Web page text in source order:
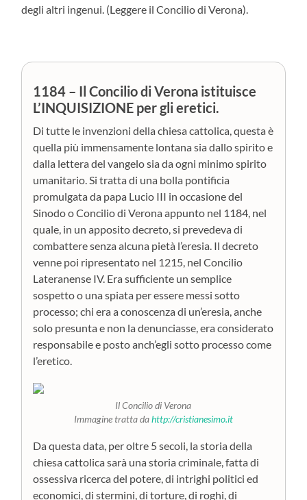
degli altri ingenui. (Leggere il Concilio di Verona).
1184 – Il Concilio di Verona istituisce
L’INQUISIZIONE per gli eretici.
Di tutte le invenzioni della chiesa cattolica, questa è
quella più immensamente lontana sia dallo spirito e
dalla lettera del vangelo sia da ogni minimo spirito
umanitario. Si tratta di una bolla pontificia
promulgata da papa Lucio III in occasione del
Sinodo o Concilio di Verona appunto nel 1184, nel
quale, in un apposito decreto, si prevedeva di
combattere senza alcuna pietà l’eresia. Il decreto
venne poi ripresentato nel 1215, nel Concilio
Lateranense IV. Era sufficiente un semplice
sospetto o una spiata per essere messi sotto
processo; chi era a conoscenza di un’eresia, anche
solo presunta e non la denunciasse, era considerato
responsabile e posto anch’egli sotto processo come
l’eretico.
Il Concilio di Verona
Immagine tratta dahttp://cristianesimo.it
Da questa data, per oltre 5 secoli, la storia della
chiesa cattolica sarà una storia criminale, fatta di
ossessiva ricerca del potere, di intrighi politici ed
economici, di stermini, di torture, di roghi, di